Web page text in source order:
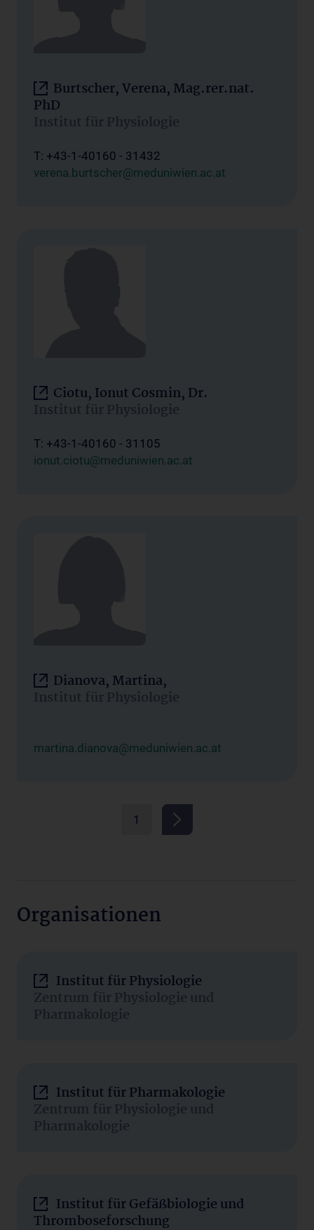
Burtscher, Verena, Mag.rer.nat.
PhD
Institut für Physiologie
T: +43-1-40160 - 31432
verena.burtscher@meduniwien.ac.at
Ciotu, Ionut Cosmin, Dr.
Institut für Physiologie
T: +43-1-40160 - 31105
ionut.ciotu@meduniwien.ac.at
Dianova, Martina,
Institut für Physiologie
martina.dianova@meduniwien.ac.at
1
Organisationen
Institut für Physiologie
Zentrum für Physiologie und
Pharmakologie
Institut für Pharmakologie
Zentrum für Physiologie und
Pharmakologie
Institut für Gefäßbiologie und
Thromboseforschung